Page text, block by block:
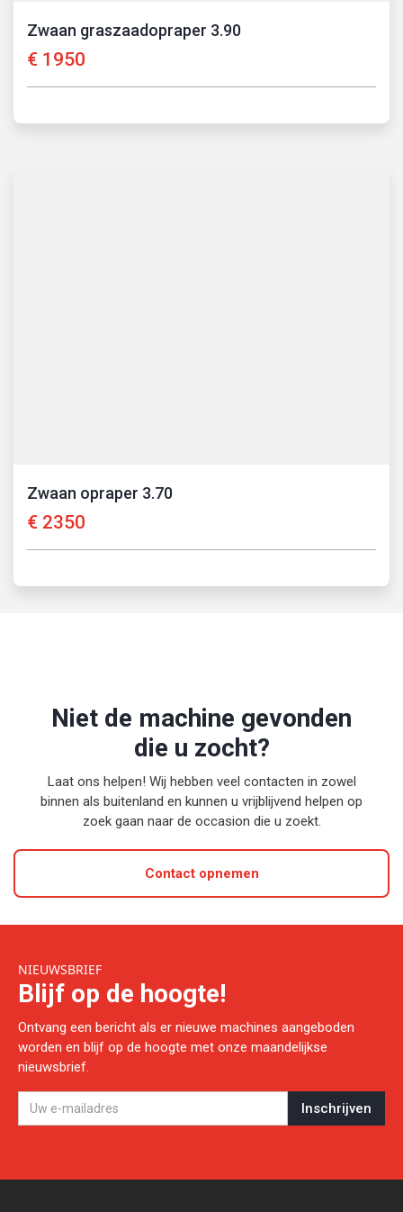
Zwaan graszaadopraper 3.90
€ 1950
Zwaan opraper 3.70
€ 2350
Niet de machine gevonden
die u zocht?
Laat ons helpen! Wij hebben veel contacten in zowel
binnen als buitenland en kunnen u vrijblijvend helpen op
zoek gaan naar de occasion die u zoekt.
Contact opnemen
NIEUWSBRIEF
Blijf op de hoogte!
Ontvang een bericht als er nieuwe machines aangeboden
worden en blijf op de hoogte met onze maandelijkse
nieuwsbrief.